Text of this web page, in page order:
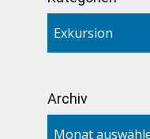
Archiv